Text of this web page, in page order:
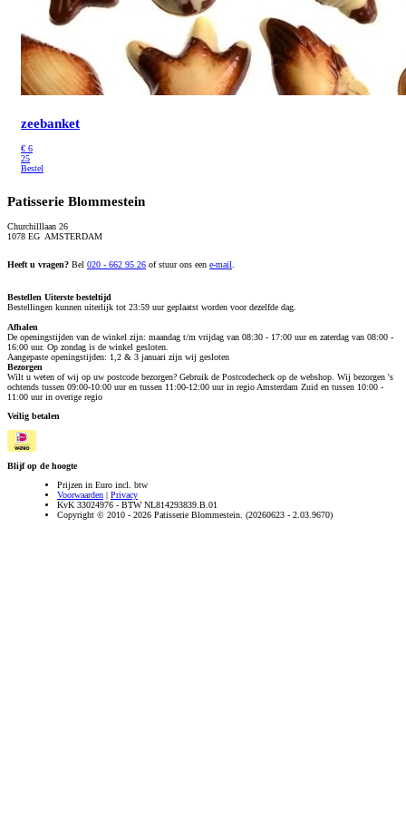
zeebanket
€ 6
25
Bestel
Patisserie Blommestein
Churchilllaan 26
1078 EG AMSTERDAM
Heeft u vragen? Bel 020 - 662 95 26 of stuur ons een e-mail
Bestellen Uiterste besteltijd
Bestellingen kunnen uiterlijk tot 23:59 uur geplaatst worden voor dezelfde dag.
Afhalen
De openingstijden van de winkel zijn: maandag t/m vrijdag van 08:30 - 17:00 uur en zaterdag van 08:00 -
16:00 uur. Op zondag is de winkel gesloten.
Aangepaste openingstijden: 1,2 & 3 januari zijn wij gesloten
Bezorgen
Wilt u weten of wij op uw postcode bezorgen? Gebruik de Postcodecheck op de webshop. Wij bezorgen 's
ochtends tussen 09:00-10:00 uur en tussen 11:00-12:00 uur in regio Amsterdam Zuid en tussen 10:00 -
11:00 uur in overige regio
Veilig betalen
Blijf op de hoogte
Prijzen in Euro incl. btw
Voorwaarden | Privacy
KvK 33024976 - BTW NL814293839.B.01
Copyright © 2010 - 2026 Patisserie Blommestein. (20260623 - 2.03.9670)